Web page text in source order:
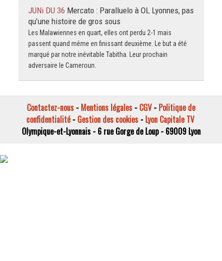
JUNi DU 36 Mercato : Paralluelo à OL Lyonnes, pas
qu’une histoire de gros sous
Les Malawiennes en quart, elles ont perdu 2-1 mais
passent quand même en finissant deuxième. Le but a été
marqué par notre inévitable Tabitha. Leur prochain
adversaire le Cameroun.
Contactez-nous - Mentions légales - CGV- Politique de
confidentialité- Gestion des cookies- Lyon Capitale TV
Olympique-et-Lyonnais - 6 rue Gorge de Loup - 69009 Lyon